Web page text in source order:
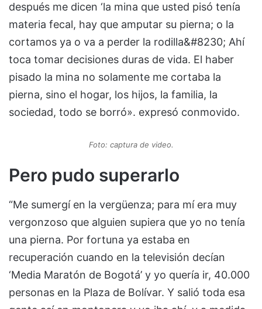
después me dicen ‘la mina que usted pisó tenía
materia fecal, hay que amputar su pierna; o la
cortamos ya o va a perder la rodilla&#8230; Ahí
toca tomar decisiones duras de vida. El haber
pisado la mina no solamente me cortaba la
pierna, sino el hogar, los hijos, la familia, la
sociedad, todo se borró». expresó conmovido.
Foto: captura de video.
Pero pudo superarlo
“Me sumergí en la vergüenza; para mí era muy
vergonzoso que alguien supiera que yo no tenía
una pierna. Por fortuna ya estaba en
recuperación cuando en la televisión decían
‘Media Maratón de Bogotá’ y yo quería ir, 40.000
personas en la Plaza de Bolívar. Y salió toda esa